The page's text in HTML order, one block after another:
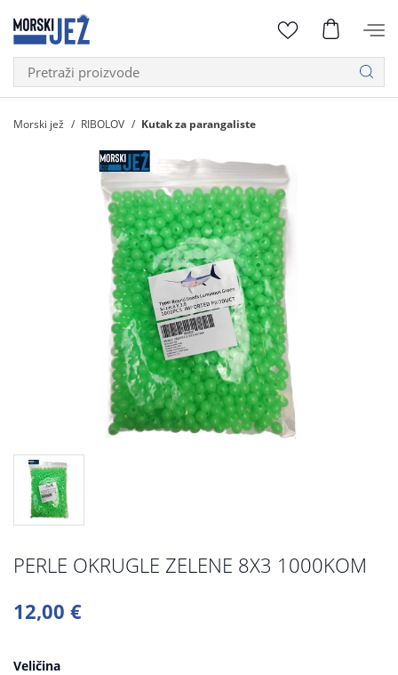
Morski jež RIBOLOV Kutak za parangaliste
PERLE OKRUGLE ZELENE 8X3 1000KOM
12,00 €
Veličina